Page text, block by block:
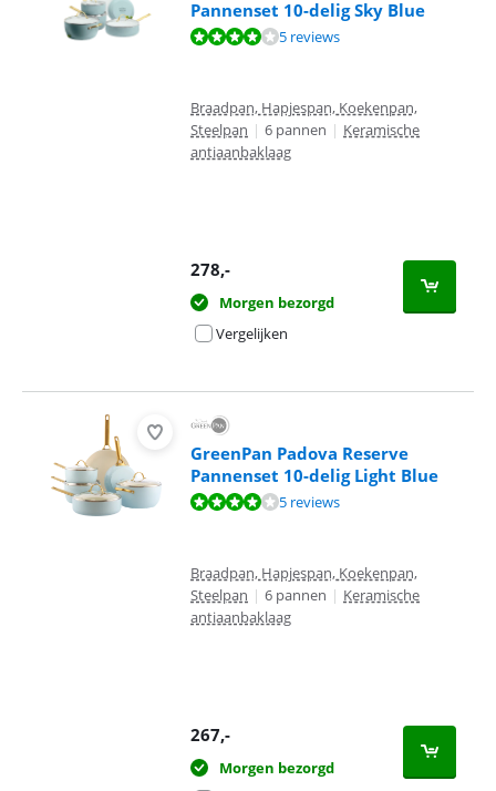
Pannenset 10-delig Sky Blue
Beoordeling is 8,4 van de 10, gebaseerd op 5 reviews.
5 reviews
Braadpan, Hapjespan, Koekenpan,
Steelpan | 6 pannen | Keramische
antiaanbaklaag
278,-
Morgen bezorgd
Vergelijken
GreenPan Padova Reserve
Pannenset 10-delig Light Blue
Beoordeling is 8,4 van de 10, gebaseerd op 5 reviews.
5 reviews
Braadpan, Hapjespan, Koekenpan,
Steelpan | 6 pannen | Keramische
antiaanbaklaag
267,-
Morgen bezorgd